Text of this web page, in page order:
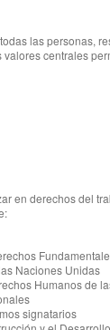
las personas,
centrales
en derechos del
Naciones Unidas
Humanos de
signatarios